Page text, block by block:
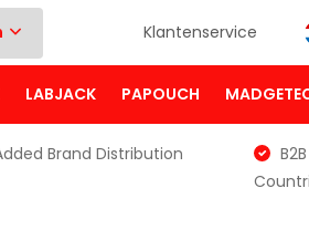
Klantenservice
LABJACK PAPOUCH
Brand Distribution